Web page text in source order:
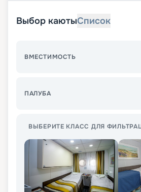
Выбор каютыСписок
ВМЕСТИМОСТЬ
ПАЛУБА
ВЫБЕРИТЕ КЛАСС ДЛЯ